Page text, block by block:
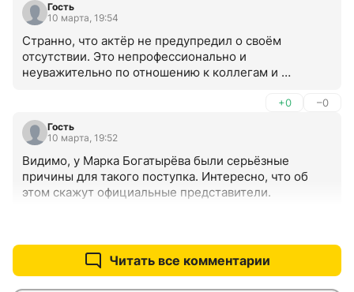
Гость
10 марта, 19:54
Странно, что актёр не предупредил о своём
отсутствии. Это непрофессионально и
неуважительно по отношению к коллегам и
+0 –0
Гость
10 марта, 19:52
Видимо, у Марка Богатырёва были серьёзные
причины для такого поступка. Интересно, что об
этом скажут официальные представители.
Читать все комментарии